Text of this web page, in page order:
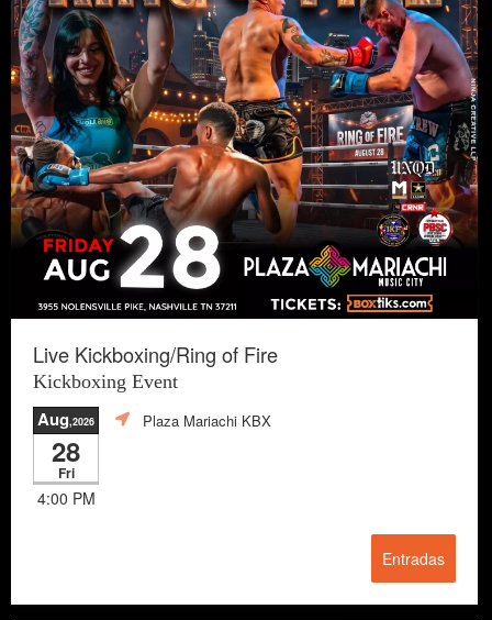
Live Kickboxing/Ring of Fire
Kickboxing Event
Aug,2026
28
Fri
4:00 PM
Plaza Mariachi KBX
Entradas